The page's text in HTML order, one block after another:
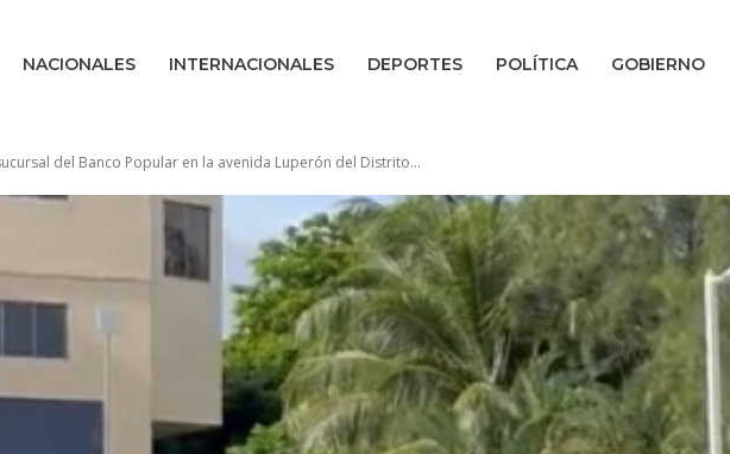
NACIONALES INTERNACIONALES DEPORTES POLÍTICA GOBIERNO
del Banco Popular en la avenida Luperón del Distrito...